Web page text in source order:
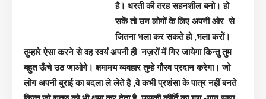
है। धरती की तरह सहनशील बनो। हो
सकें तो उन लोगों के लिए अपनी ओर से
जितना भला कर सकते हो ,भला करों।
तुम्हारे ऐसा करने से वह स्वयं अपनी ही नज़रों में गिर जायेगा किन्तु तुम
बहुत ऊँचे उठ जाओगे। क्षमामय व्यवहार तुम्हे गौरव प्रदान करेगा। जो
लोग अपनी बुराई का बदला ले लेते है ,वे कभी प्रशंसा के पात्र नहीं बनते